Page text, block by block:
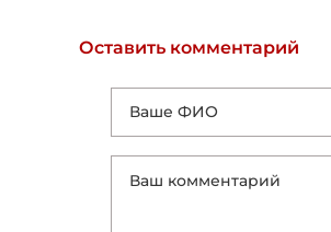
Оставить комментарий